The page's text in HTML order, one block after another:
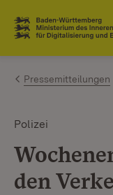
Zum Inhalt
Link zur
Pressemitteilungen
Polizei
den